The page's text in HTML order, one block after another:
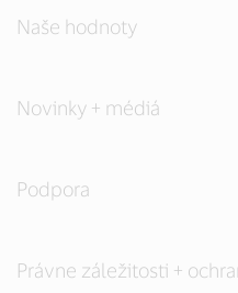
Naše hodnoty
Novinky + médiá
Podpora
Právne záležitosti +